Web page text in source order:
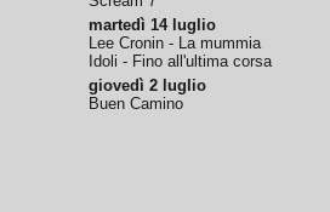
martedì 14 luglio
Lee Cronin - La mummia
Idoli - Fino all'ultima corsa
giovedì 2 luglio
Buen Camino